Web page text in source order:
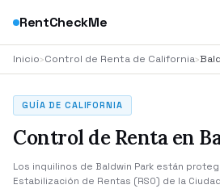
RentCheckMe
Inicio›Control de Renta de California›
GUÍA DE CALIFORNIA
Control de Renta en
Los inquilinos de Baldwin Park están
Estabilización de Rentas (RSO) de la